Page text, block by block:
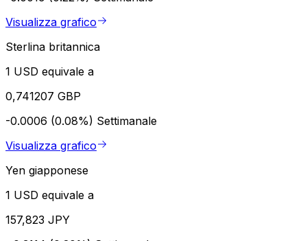
Visualizza grafico
Sterlina britannica
1 USD equivale a
0,741207 GBP
-0.0006 (0.08%) Settimanale
Visualizza grafico
Yen giapponese
1 USD equivale a
157,823 JPY